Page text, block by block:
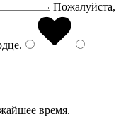
Пожалуйста,
.
время.